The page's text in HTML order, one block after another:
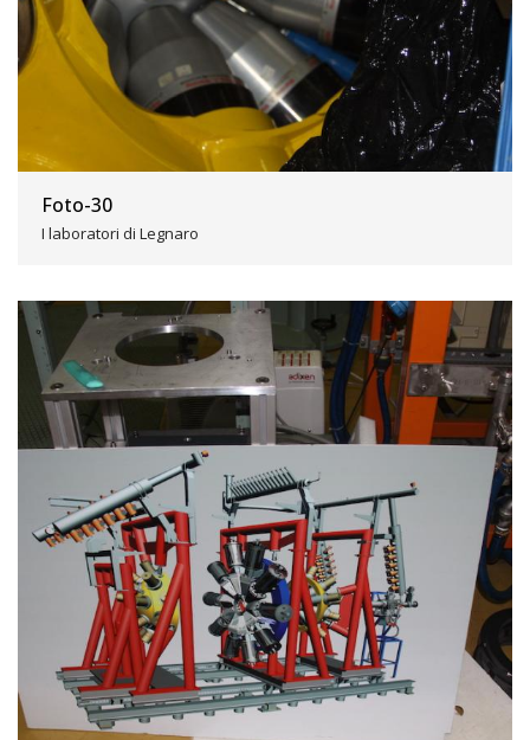
Foto-30
I laboratori di Legnaro